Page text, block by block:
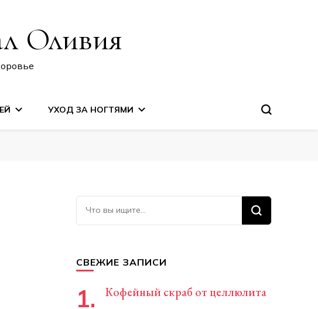
Оливия
УХОД ЗА НОГТЯМИ
СВЕЖИЕ ЗАПИСИ
Кофейный скраб от целлюлита